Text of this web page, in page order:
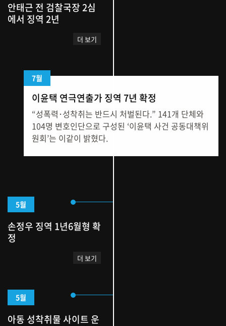
안태근 전 검찰국장 2심
에서 징역 2년
더 보기
7월
이윤택 연극연출가 징역 7년 확정
“성폭력･성착취는 반드시 처벌된다.” 141개 단체와
104명 변호인단으로 구성된 ‘이윤택 사건 공동대책위
원회’는 이같이 밝혔다.
5월
손정우 징역 1년6월형 확
정
더 보기
5월
아동 성착취물 사이트 운